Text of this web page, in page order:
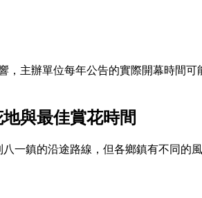
，主辦單位每年公告的實際開幕時間
與最佳賞花時間
一鎮的沿途路線，但各鄉鎮有不同的